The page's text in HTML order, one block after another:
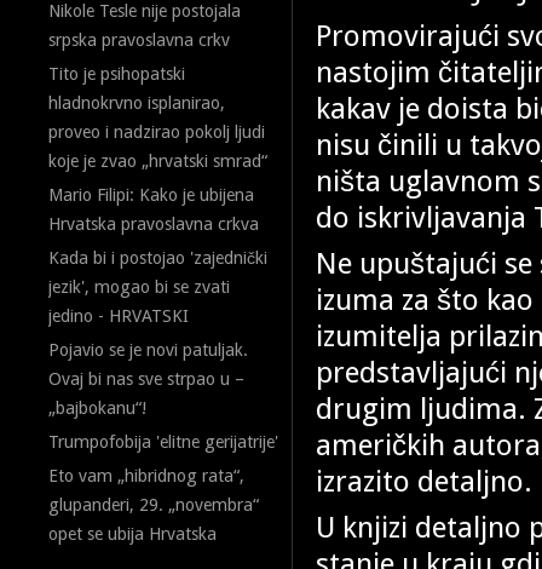
Nikole Tesle nije postojala
srpska pravoslavna crkv
Tito je psihopatski
hladnokrvno isplanirao,
proveo i nadzirao pokolj ljudi
koje je zvao „hrvatski smrad“
Mario Filipi: Kako je ubijena
Hrvatska pravoslavna crkva
Kada bi i postojao 'zajednički
jezik', mogao bi se zvati
jedino - HRVATSKI
Pojavio se je novi patuljak.
Ovaj bi nas sve strpao u –
„bajbokanu“!
Trumpofobija 'elitne gerijatrije'
Eto vam „hibridnog rata“,
glupanderi, 29. „novembra“
opet se ubija Hrvatska
Promovirajući
nastojim
kakav je doista
nisu činili u
ništa uglavnom
do iskrivljavanja
Ne upuštajući
izuma za što
izumitelja
predstavljajući
drugim ljudima.
američkih
izrazito detaljno.
U knjizi detaljno